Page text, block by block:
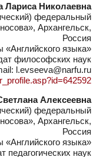
Лариса Николаевна
федеральный
Архангельск,
Россия
языка»
философских наук
l.evseeva@narfu.ru
Алексеевна
федеральный
Архангельск,
Россия
языка»
педагогических наук